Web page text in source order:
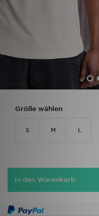
Größe wählen
S M L
In den Warenkorb
Hilfe & Kontakt
Studenten